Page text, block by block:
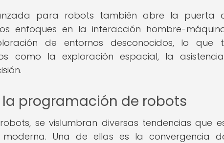
para robots también abre la puerta
enfoques en la interacción hombre-
de entornos desconocidos, lo que
como la exploración espacial, la
programación de robots
se vislumbran diversas tendencias que
Una de ellas es la convergencia